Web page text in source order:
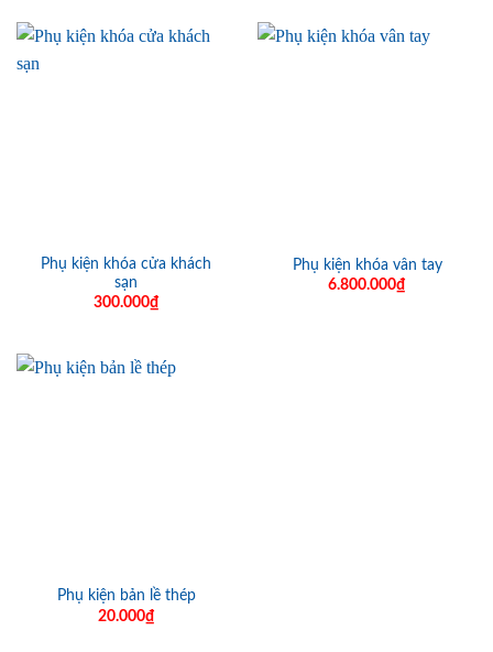
Phụ kiện khóa cửa khách
sạn
300.000₫
Phụ kiện khóa vân tay
6.800.000₫
Phụ kiện bản lề thép
20.000₫